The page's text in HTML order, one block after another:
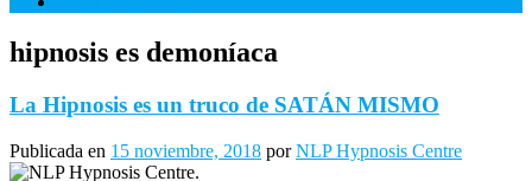
hipnosis es demoníaca
La Hipnosis es un truco de SATÁN MISMO
Publicada en 15 noviembre, 2018 porNLP Hypnosis Centre